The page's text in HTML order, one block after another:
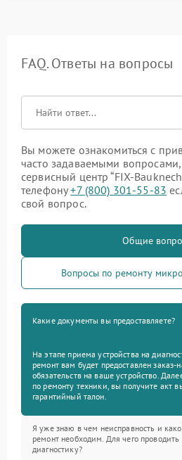
FAQ. Ответы на вопросы
Вы можете ознакомиться с
часто задаваемыми
сервисный центр “FIX-
телефону+7 (800) 301-55-83
свой вопрос.
Общие
Вопросы по ремонту
Какие документы вы предоставляете?
На этапе приема устройства на
ремонт вам будет предоставлен заказ-
обязательств на ваше устройство.
по ремонту техники, вы получите акт
гарантийный талон.
Я уже знаю в чем неисправность и
ремонт необходим. Для чего проводить
диагностику?